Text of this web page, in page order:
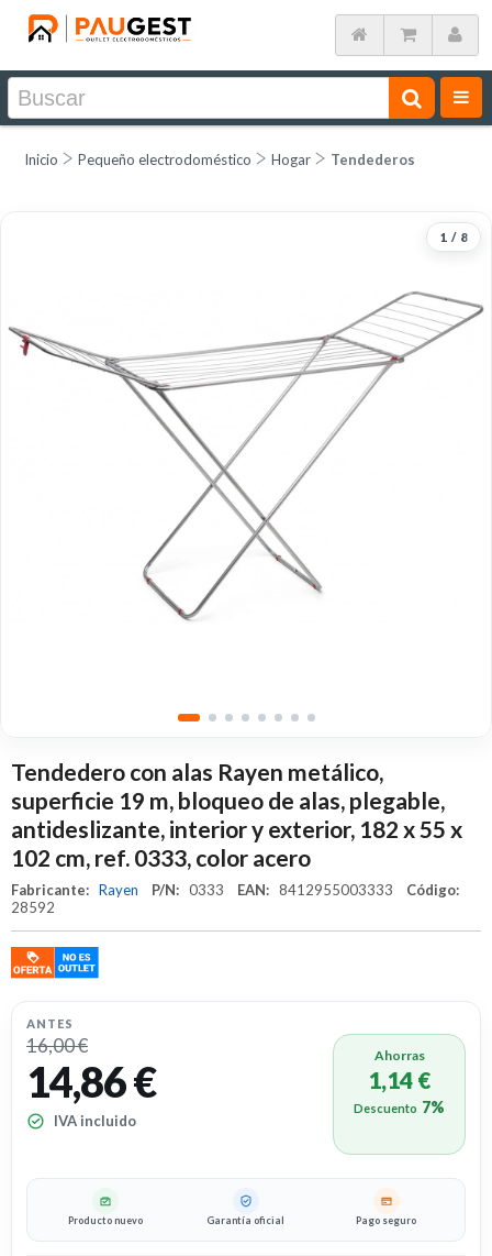
Inicio Pequeño electrodoméstico Hogar Tendederos
1 / 8
Tendedero con alas Rayen metálico,
superficie 19 m, bloqueo de alas, plegable,
antideslizante, interior y exterior, 182 x 55 x
102 cm, ref. 0333, color acero
Fabricante: Rayen P/N: 0333 EAN: 8412955003333 Código:
28592
ANTES
16,00 €
14,86 €
IVA incluido
Ahorras
1,14 €
Descuento 7%
Producto nuevo Garantía oficial Pago seguro